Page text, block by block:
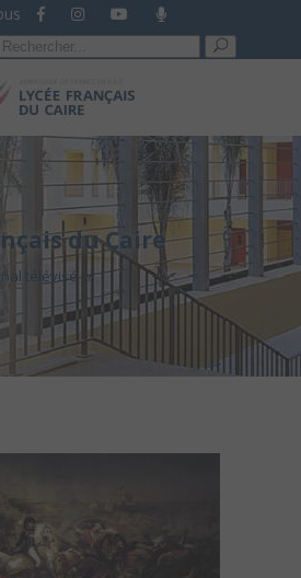
Recherche
pour :
du Caire
télévisé /